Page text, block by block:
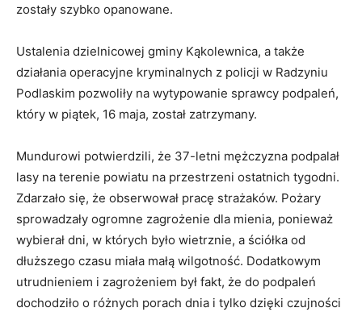
zostały szybko opanowane.
Ustalenia dzielnicowej gminy Kąkolewnica, a także
działania operacyjne kryminalnych z policji w Radzyniu
Podlaskim pozwoliły na wytypowanie sprawcy podpaleń,
który w piątek, 16 maja, został zatrzymany.
Mundurowi potwierdzili, że 37-letni mężczyzna podpalał
lasy na terenie powiatu na przestrzeni ostatnich tygodni.
Zdarzało się, że obserwował pracę strażaków. Pożary
sprowadzały ogromne zagrożenie dla mienia, ponieważ
wybierał dni, w których było wietrznie, a ściółka od
dłuższego czasu miała małą wilgotność. Dodatkowym
utrudnieniem i zagrożeniem był fakt, że do podpaleń
dochodziło o różnych porach dnia i tylko dzięki czujności